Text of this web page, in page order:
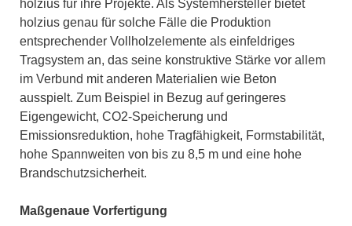
holzius für ihre Projekte. Als Systemhersteller bietet
holzius genau für solche Fälle die Produktion
entsprechender Vollholzelemente als einfeldriges
Tragsystem an, das seine konstruktive Stärke vor allem
im Verbund mit anderen Materialien wie Beton
ausspielt. Zum Beispiel in Bezug auf geringeres
Eigengewicht, CO2-Speicherung und
Emissionsreduktion, hohe Tragfähigkeit, Formstabilität,
hohe Spannweiten von bis zu 8,5 m und eine hohe
Brandschutzsicherheit.
Maßgenaue Vorfertigung